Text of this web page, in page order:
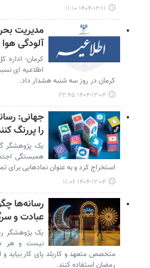
۱۴۰۴-۱۲-۱۱ ۱۱:۱۰
مدیریت
آلودگی
کرمان- اداره
اطلاعیه ای
کرمان در روز سه شنبه هشدار داد.
۱۴۰۴-۱۲-۰۴ ۲۲:۴۵
جهانی:
را پررنگ
یک پژوهشگر
همبستگی
استخراج کرد و به عنوان نمادهایی برای
۱۴۰۴-۱۲-۰۴ ۱۱:۰۶
رسانه‌ها
عبادت و
یک پژوهشگر
نیست و هر
متخصص متعهد و کاربلد پای کار بیاید
رمضان استفاده کنند.